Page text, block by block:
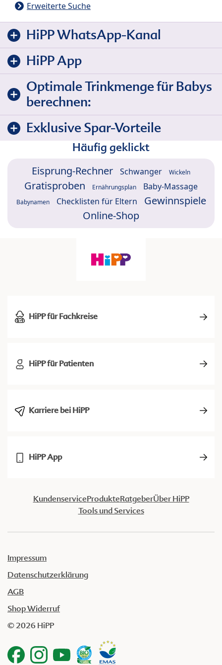
Erweiterte Suche
HiPP WhatsApp-Kanal
HiPP App
Optimale Trinkmenge für Babys
berechnen:
Exklusive Spar-Vorteile
Häufig geklickt
Eisprung-Rechner Schwanger Wickeln
Gratisproben Ernährungsplan Baby-Massage
Babynamen Checklisten für Eltern
Gewinnspiele
Online-Shop
HiPP für Fachkreise
HiPP für Patienten
Karriere bei HiPP
HiPP App
KundenserviceProdukteRatgeberÜber HiPP
Tools und Services
Impressum
Datenschutzerklärung
AGB
Shop Widerruf
© 2026 HiPP